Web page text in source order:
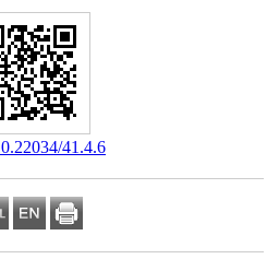
‎ 10.22034/41.4.6